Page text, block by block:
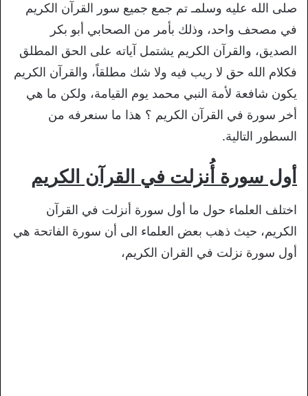
صلى الله عليه وسلمـ تم جمع جميع سور القرآن الكريم
في مصحف واحد، وذلك بأمر من الصحابي أبو بكر
الصديق، والقرآن الكريم يشتمل آياته على الحق المطلق
فكلام الله حق لا ريب فيه ولا شك مطلقاً، والقرآن الكريم
يكون شافعة لأمة النبي محمد يوم القيامة، ولكن ما هي
أخر سورة في القرآن الكريم ؟ هذا ما سنعرفه من
السطور التالية.
أول سورة أُنزلت في القرآن الكريم
اختلف العلماء حول ما أول سورة أنزلت في القرآن
الكريم، حيث ذهب بعض العلماء الى أن سورة الفاتحة هي
أول سورة نزلت في القران الكريم،